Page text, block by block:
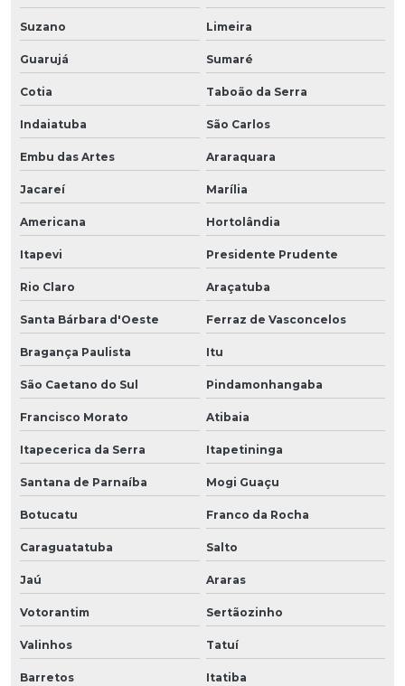
Suzano Limeira
Guarujá Sumaré
Cotia Taboão da Serra
Indaiatuba São Carlos
Embu das Artes Araraquara
Jacareí Marília
Americana Hortolândia
Itapevi Presidente Prudente
Rio Claro Araçatuba
Santa Bárbara d'Oeste Ferraz de Vasconcelos
Bragança Paulista Itu
São Caetano do Sul Pindamonhangaba
Francisco Morato Atibaia
Itapecerica da Serra Itapetininga
Santana de Parnaíba Mogi Guaçu
Botucatu Franco da Rocha
Caraguatatuba Salto
Jaú Araras
Votorantim Sertãozinho
Valinhos Tatuí
Barretos Itatiba